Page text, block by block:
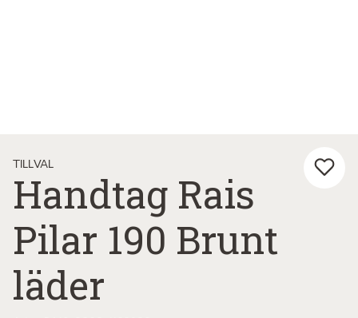
TILLVAL
Handtag Rais
Pilar 190 Brunt
läder